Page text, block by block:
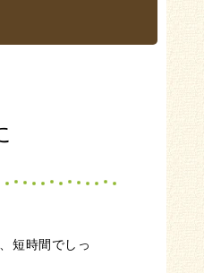
短時間でしっ